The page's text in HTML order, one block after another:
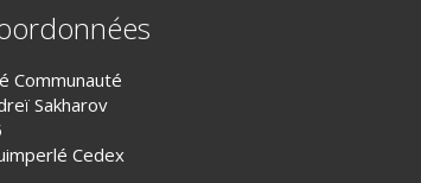
Communauté
Sakharov
Cedex